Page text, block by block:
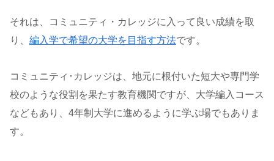
それは、コミュニティ・カレッジに入って良い成績を取
り、 編入学で希望の大学を目指す方法です。
コミュニティ･カレッジは、地元に根付いた短大や専門学
校のような役割を果たす教育機関ですが、大学編入コース
などもあり、4年制大学に進めるように学ぶ場でもありま
す。